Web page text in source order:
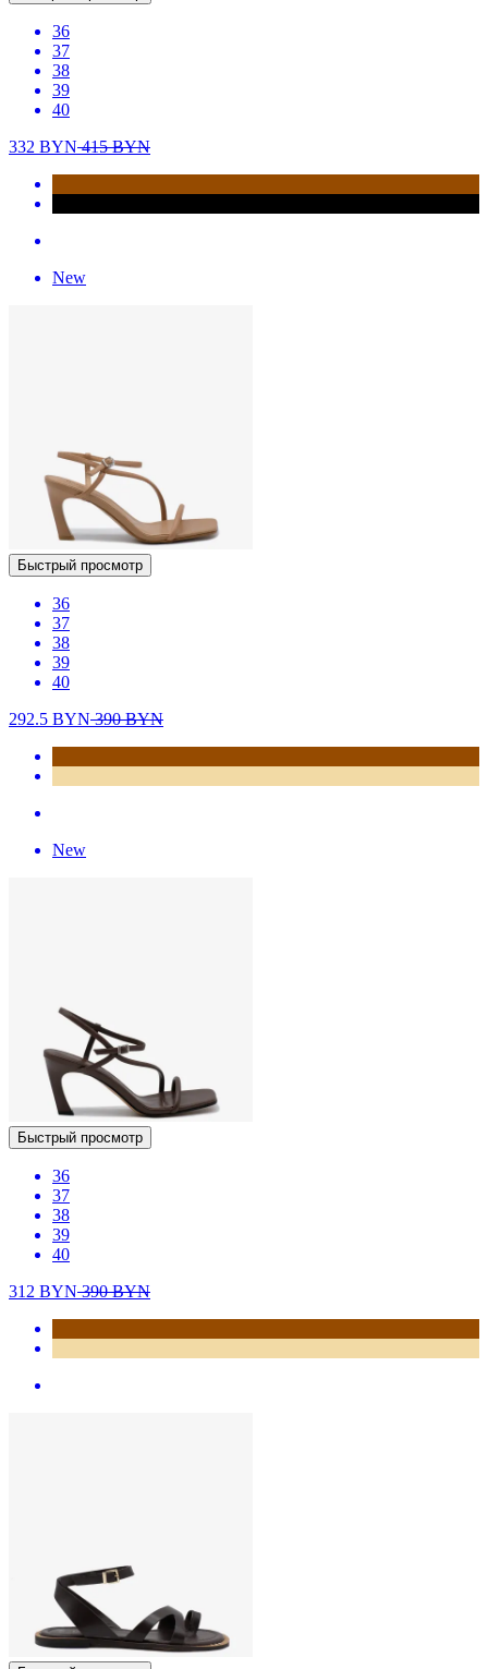
36
37
38
39
40
332 BYN415BYN
New
Быстрый просмотр
36
37
38
39
40
292.5 BYN390BYN
New
Быстрый просмотр
36
37
38
39
40
312 BYN390BYN